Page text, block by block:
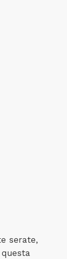
serate,